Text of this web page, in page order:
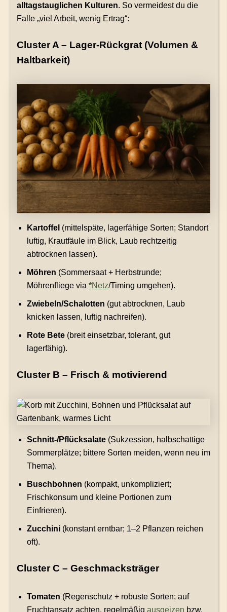
alltagstauglichen Kulturen. So vermeidest du die
Falle „viel Arbeit, wenig Ertrag“:
Cluster A – Lager-Rückgrat (Volumen &
Haltbarkeit)
Kartoffel (mittelspäte, lagerfähige Sorten; Standort
luftig, Krautfäule im Blick, Laub rechtzeitig
abtrocknen lassen).
Möhren (Sommersaat + Herbstrunde;
Möhrenfliege via *Netz/Timing umgehen).
Zwiebeln/Schalotten (gut abtrocknen, Laub
knicken lassen, luftig nachreifen).
Rote Bete(breit einsetzbar, tolerant, gut
lagerfähig).
Cluster B – Frisch & motivierend
Schnitt-/Pflücksalate(Sukzession, halbschattige
Sommerplätze; bittere Sorten meiden, wenn neu im
Thema).
Buschbohnen (kompakt, unkompliziert;
Frischkonsum und kleine Portionen zum
Einfrieren).
Zucchini(konstant erntbar; 1–2 Pflanzen reichen
oft).
Cluster C – Geschmacksträger
Tomaten (Regenschutz + robuste Sorten; auf
Fruchtansatz achten, regelmäßig ausgeizen bzw.